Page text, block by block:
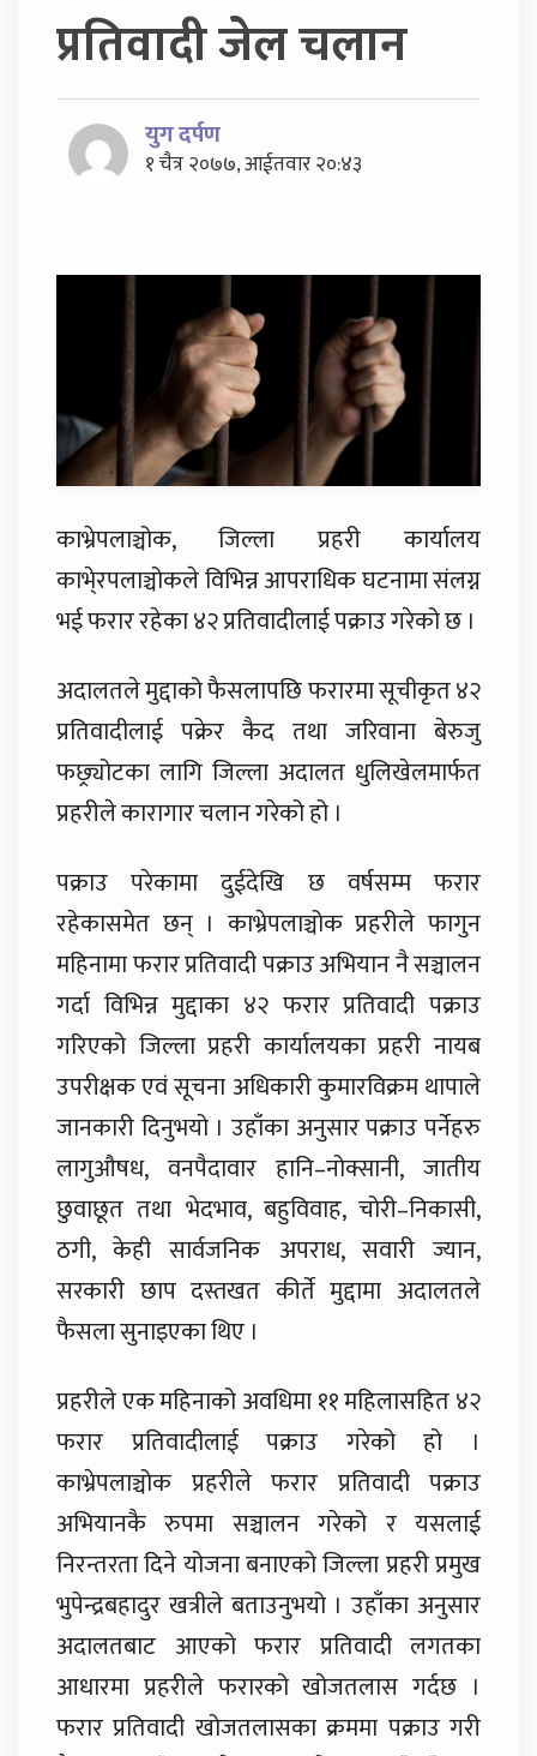
प्रतिवादी जेल चलान
युग दर्पण
१ चैत्र २०७७, आईतवार २०:४३
काभ्रेपलाञ्चोक, जिल्ला प्रहरी कार्यालय
काभे्रपलाञ्चोकले विभिन्न आपराधिक घटनामा संलग्न
भई फरार रहेका ४२ प्रतिवादीलाई पक्राउ गरेको छ ।
अदालतले मुद्दाको फैसलापछि फरारमा सूचीकृत ४२
प्रतिवादीलाई पक्रेर कैद तथा जरिवाना बेरुजु
फछ्र्योटका लागि जिल्ला अदालत धुलिखेलमार्फत
प्रहरीले कारागार चलान गरेको हो ।
पक्राउ परेकामा दुईदेखि छ वर्षसम्म फरार
रहेकासमेत छन् । काभ्रेपलाञ्चोक प्रहरीले फागुन
महिनामा फरार प्रतिवादी पक्राउ अभियान नै सञ्चालन
गर्दा विभिन्न मुद्दाका ४२ फरार प्रतिवादी पक्राउ
गरिएको जिल्ला प्रहरी कार्यालयका प्रहरी नायब
उपरीक्षक एवं सूचना अधिकारी कुमारविक्रम थापाले
जानकारी दिनुभयो । उहाँका अनुसार पक्राउ पर्नेहरु
लागुऔषध, वनपैदावार हानि–नोक्सानी, जातीय
छुवाछूत तथा भेदभाव, बहुविवाह, चोरी–निकासी,
ठगी, केही सार्वजनिक अपराध, सवारी ज्यान,
सरकारी छाप दस्तखत कीर्ते मुद्दामा अदालतले
फैसला सुनाइएका थिए ।
प्रहरीले एक महिनाको अवधिमा ११ महिलासहित ४२
फरार प्रतिवादीलाई पक्राउ गरेको हो ।
काभ्रेपलाञ्चोक प्रहरीले फरार प्रतिवादी पक्राउ
अभियानकै रुपमा सञ्चालन गरेको र यसलाई
निरन्तरता दिने योजना बनाएको जिल्ला प्रहरी प्रमुख
भुपेन्द्रबहादुर खत्रीले बताउनुभयो । उहाँका अनुसार
अदालतबाट आएको फरार प्रतिवादी लगतका
आधारमा प्रहरीले फरारको खोजतलास गर्दछ ।
फरार प्रतिवादी खोजतलासका क्रममा पक्राउ गरी